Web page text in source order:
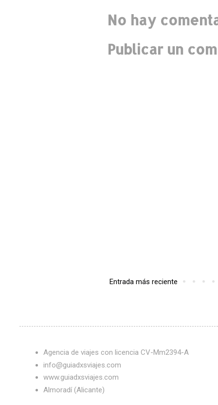
No hay
Publicar un
Entrada más reciente
Agencia de viajes con licencia CV-Mm2394-A
info@guiadxsviajes.com
www.guiadxsviajes.com
Almoradí (Alicante)